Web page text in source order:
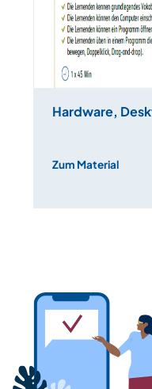
Hardware,
Zum Material